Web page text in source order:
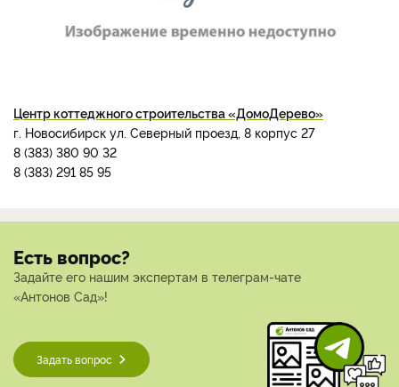
Центр коттеджного строительства «ДомоДерево»
г. Новосибирск ул. Северный проезд, 8 корпус 27
8 (383) 380 90 32
8 (383) 291 85 95
Есть вопрос?
Задайте его нашим экспертам в телеграм-чате
«Антонов Сад»!
Задать вопрос